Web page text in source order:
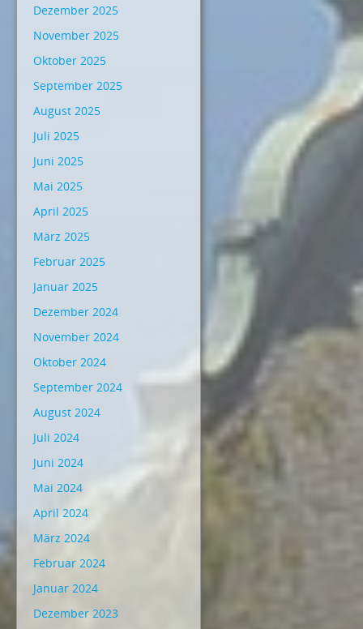
Dezember 2025
November 2025
Oktober 2025
September 2025
August 2025
Juli 2025
Juni 2025
Mai 2025
April 2025
März 2025
Februar 2025
Januar 2025
Dezember 2024
November 2024
Oktober 2024
September 2024
August 2024
Juli 2024
Juni 2024
Mai 2024
April 2024
März 2024
Februar 2024
Januar 2024
Dezember 2023